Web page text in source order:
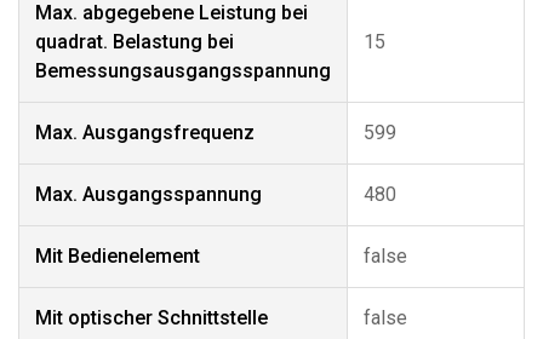
Max. abgegebene Leistung bei
quadrat. Belastung bei
Bemessungsausgangsspannung
15
Max. Ausgangsfrequenz 599
Max. Ausgangsspannung 480
Mit Bedienelement false
Mit optischer Schnittstelle false